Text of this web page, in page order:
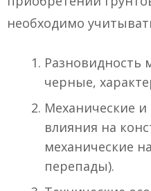
необходимо
Разновидность
черные,
Механические
влияния на
механические
перепады).